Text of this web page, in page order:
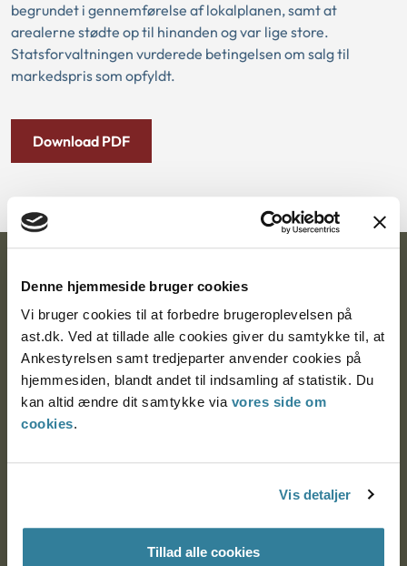
Denne hjemmeside bruger cookies
Vi bruger cookies til at forbedre brugeroplevelsen på
ast.dk. Ved at tillade alle cookies giver du samtykke til, at
Ankestyrelsen samt tredjeparter anvender cookies på
hjemmesiden, blandt andet til indsamling af statistik. Du
kan altid ændre dit samtykke via vores side om
cookies.
Vis detaljer
Tillad alle cookies
begrundet i gennemførelse af lokalplanen, samt at
arealerne stødte op til hinanden og var lige store.
Statsforvaltningen vurderede betingelsen om salg til
markedspris som opfyldt.
Download PDF
Postadresse:
Nytorv 7, 2. sal
9000 Aalborg